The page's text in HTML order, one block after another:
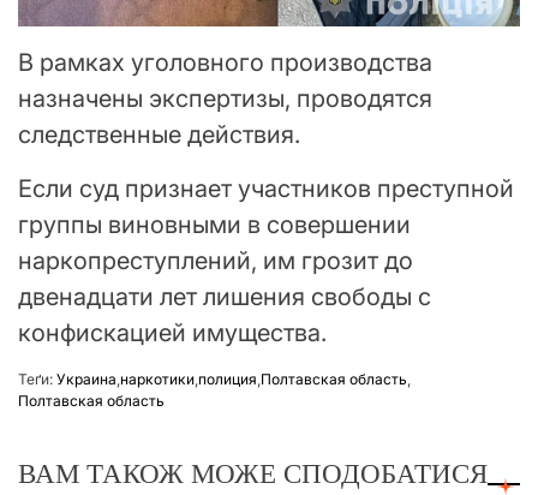
В рамках уголовного производства
назначены экспертизы, проводятся
следственные действия.
Если суд признает участников преступной
группы виновными в совершении
наркопреступлений, им грозит до
двенадцати лет лишения свободы с
конфискацией имущества.
Теґи: Украина наркотики полиция Полтавская область
Полтавская область
ВАМ ТАКОЖ МОЖЕ СПОДОБАТИСЯ